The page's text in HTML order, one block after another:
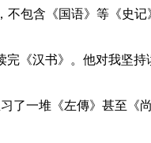
不包含《国语》等《史
《汉书》。他对我坚
了一堆《左傳》甚至《